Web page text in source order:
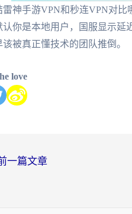
雷神手游VPN和秒连VPN对
认你是本地用户，国服显示延
被真正懂技术的团队推倒。
love
一篇文章